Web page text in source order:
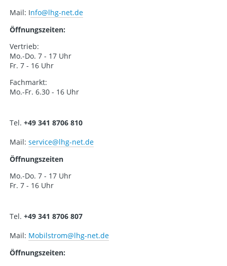
Mail: Info@lhg-net.de
Öffnungszeiten:
Vertrieb:
Mo.-Do. 7 - 17 Uhr
Fr. 7 - 16 Uhr
Fachmarkt:
Mo.-Fr. 6.30 - 16 Uhr
Tel. +49 341 8706 810
Mail: service@lhg-net.de
Öffnungszeiten
Mo.-Do. 7 - 17 Uhr
Fr. 7 - 16 Uhr
Tel. +49 341 8706 807
Mail: Mobilstrom@lhg-net.de
Öffnungszeiten: